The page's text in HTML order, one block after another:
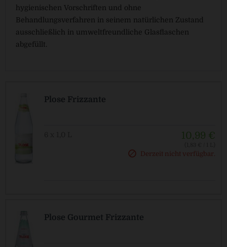
hygienischen Vorschriften und ohne
Behandlungsverfahren in seinem natürlichen Zustand
ausschließlich in umweltfreundliche Glasflaschen
abgefüllt.
Plose Frizzante
10,99 €
MEHRWEG zzgl. Pfand: 2,40 € *
Derzeit nicht verfügbar.
Plose Gourmet Frizzante